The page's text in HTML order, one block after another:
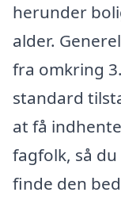
herunder
alder.
fra omkring
standard
at få
fagfolk, så
finde den